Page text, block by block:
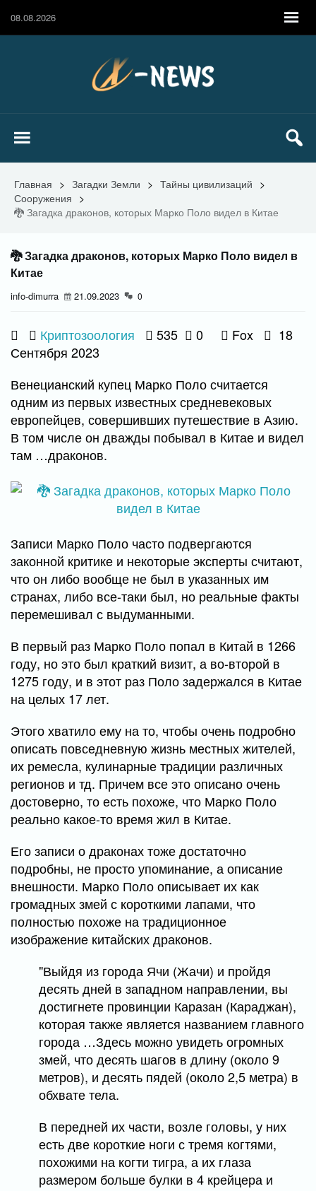
08.08.2026
Главная > Загадки Земли > Тайны цивилизаций >
Сооружения >
🐉 Загадка драконов, которых Марко Поло видел в Китае
🐉 Загадка драконов, которых Марко Поло видел в
Китае
info-dimurra 21.09.2023 0
Криптозоология 535 0 Fox
18
Сентября 2023
Венецианский купец Марко Поло считается
одним из первых известных средневековых
европейцев, совершивших путешествие в Азию.
В том числе он дважды побывал в Китае и видел
там …драконов.
Записи Марко Поло часто подвергаются
законной критике и некоторые эксперты считают,
что он либо вообще не был в указанных им
странах, либо все-таки был, но реальные факты
перемешивал с выдуманными.
В первый раз Марко Поло попал в Китай в 1266
году, но это был краткий визит, а во-второй в
1275 году, и в этот раз Поло задержался в Китае
на целых 17 лет.
Этого хватило ему на то, чтобы очень подробно
описать повседневную жизнь местных жителей,
их ремесла, кулинарные традиции различных
регионов и тд. Причем все это описано очень
достоверно, то есть похоже, что Марко Поло
реально какое-то время жил в Китае.
Его записи о драконах тоже достаточно
подробны, не просто упоминание, а описание
внешности. Марко Поло описывает их как
громадных змей с короткими лапами, что
полностью похоже на традиционное
изображение китайских драконов.
"Выйдя из города Ячи (Жачи) и пройдя
десять дней в западном направлении, вы
достигнете провинции Каразан (Караджан),
которая также является названием главного
города …Здесь можно увидеть огромных
змей, что десять шагов в длину (около 9
метров), и десять пядей (около 2,5 метра) в
обхвате тела.
В передней их части, возле головы, у них
есть две короткие ноги с тремя когтями,
похожими на когти тигра, а их глаза
размером больше булки в 4 крейцера и